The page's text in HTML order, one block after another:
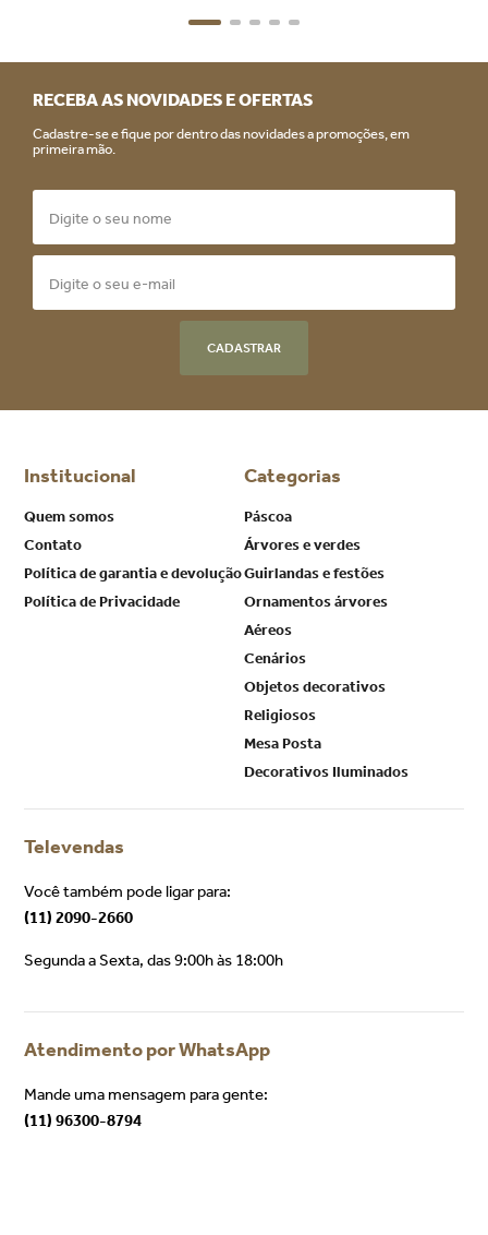
RECEBA AS NOVIDADES E OFERTAS
Cadastre-se e fique por dentro das novidades a promoções, em
primeira mão.
CADASTRAR
Institucional
Quem somos
Contato
Política de garantia e devolução
Política de Privacidade
Categorias
Páscoa
Árvores e verdes
Guirlandas e festões
Ornamentos árvores
Aéreos
Cenários
Objetos decorativos
Religiosos
Mesa Posta
Decorativos Iluminados
Televendas
Você também pode ligar para:
(11) 2090-2660
Segunda a Sexta, das 9:00h às 18:00h
Atendimento por WhatsApp
Mande uma mensagem para gente:
(11) 96300-8794